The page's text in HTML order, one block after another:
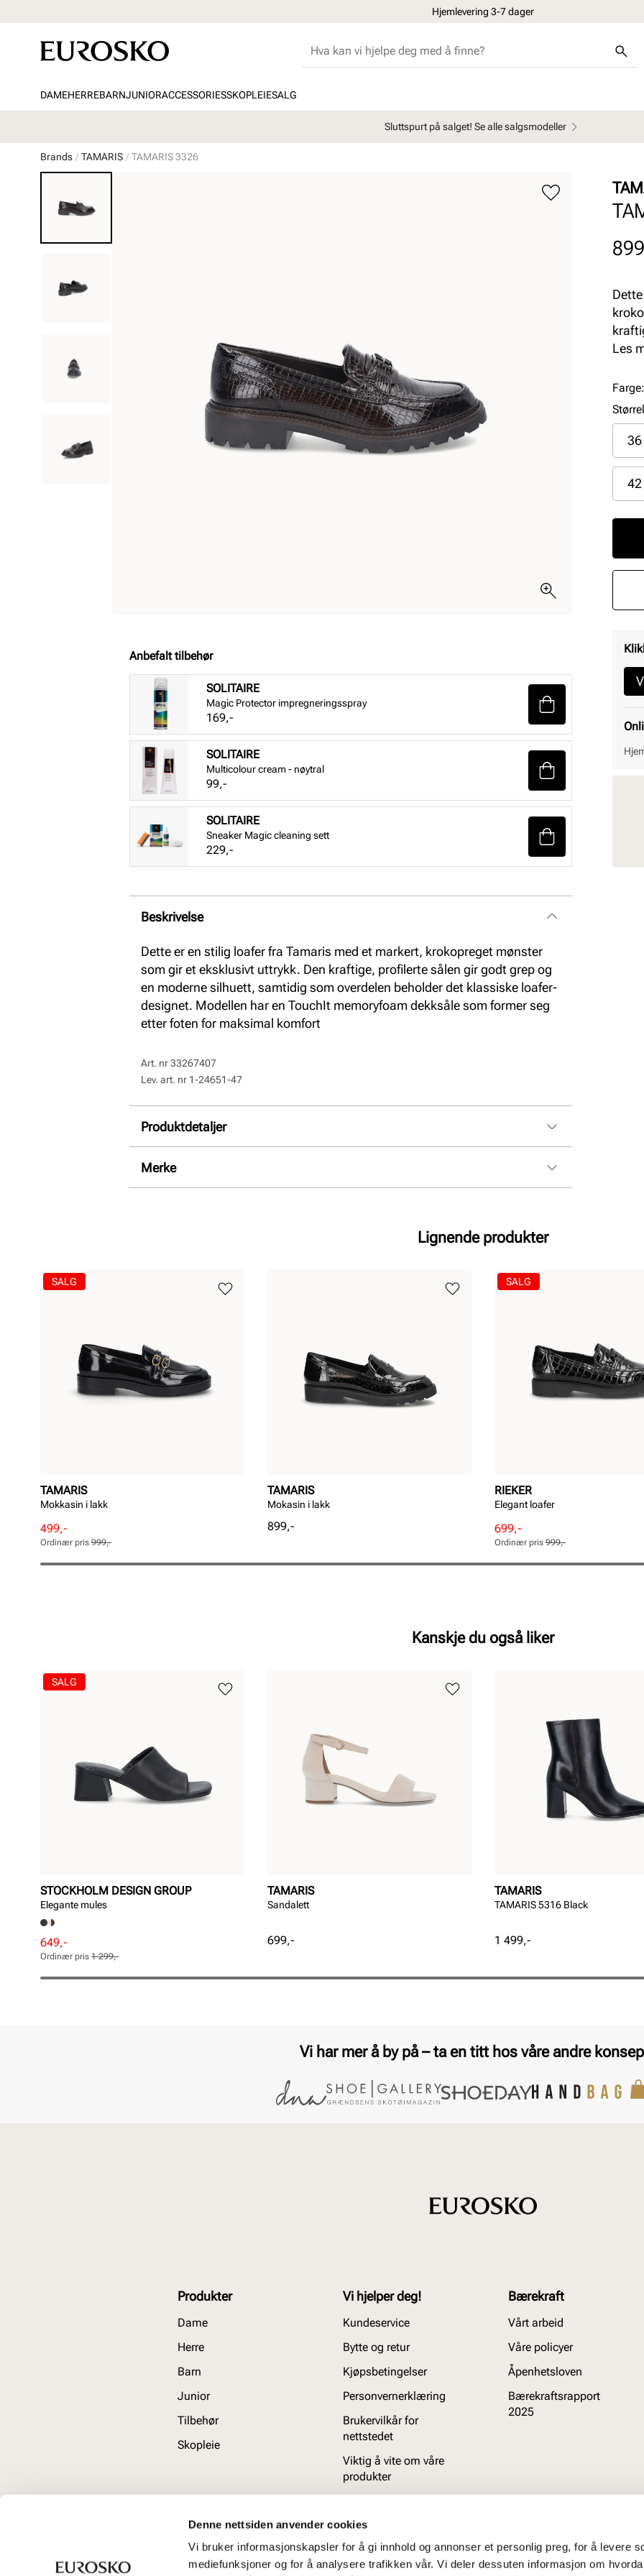
Denne nettsiden anvender cookies
Vi bruker informasjonskapsler for å gi innhold og annonser et personlig preg, for å levere
mediefunksjoner og for å analysere trafikken vår. Vi deler dessuten informasjon om
Hjemlevering 3-7 dager
DAMEHERREBARNJUNIORACCESSORIESSKOPLEIESALG
Sluttspurt på salget! Se alle salgsmodeller
Brands TAMARIS TAMARIS 3326
Anbefalt tilbehør
SOLITAIRE
Magic Protector impregneringsspray
Pris
169,-
SOLITAIRE
Multicolour cream - nøytral
Pris
99,-
SOLITAIRE
Sneaker Magic cleaning sett
Pris
229,-
Beskrivelse
Dette er en stilig loafer fra Tamaris med et markert, krokopreget mønster
som gir et eksklusivt uttrykk. Den kraftige, profilerte sålen gir godt grep og
en moderne silhuett, samtidig som overdelen beholder det klassiske loafer-
designet. Modellen har en TouchIt memoryfoam dekksåle som former seg
etter foten for maksimal komfort
Art. nr33267407
Lev. art. nr 1-24651-47
Produktdetaljer
Overdel:
Merke
Pris
Les
Farge:
36
42
Lignende produkter
TAMARIS
Mokkasin i lakk
Rabattert
pris
Pris
499,-
Ordinær
pris
Pris
Ordinær pris 999,-
SALG
TAMARIS
Mokasin i lakk
Pris
899,-
RIEKER
Elegant loafer
Rabattert
pris
Pris
699,-
Ordinær
pris
Pris
Ordinær pris 999,-
SALG
Kanskje du også liker
STOCKHOLM DESIGN GROUP
Elegante mules
Rabattert
pris
Pris
649,-
Ordinær
pris
Pris
Ordinær pris 1 299,-
SALG
TAMARIS
Sandalett
Pris
699,-
TAMARIS
TAMARIS 5316 Black
Pris
1 499,-
Vi har mer å by på – ta en titt hos våre andre
Produkter
Dame
Herre
Barn
Junior
Tilbehør
Skopleie
Vi hjelper deg!
Kundeservice
Bytte og retur
Kjøpsbetingelser
Personvernerklæring
Brukervilkår for
nettstedet
Viktig å vite om våre
produkter
Bærekraft
Vårt arbeid
Våre policyer
Åpenhetsloven
Bærekraftsrapport
2025